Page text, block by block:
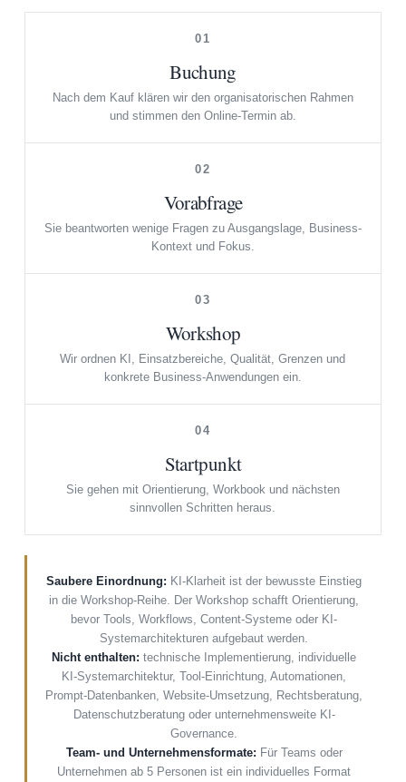
01
Buchung
Nach dem Kauf klären wir den organisatorischen Rahmen
und stimmen den Online-Termin ab.
02
Vorabfrage
Sie beantworten wenige Fragen zu Ausgangslage, Business-
Kontext und Fokus.
03
Workshop
Wir ordnen KI, Einsatzbereiche, Qualität, Grenzen und
konkrete Business-Anwendungen ein.
04
Startpunkt
Sie gehen mit Orientierung, Workbook und nächsten
sinnvollen Schritten heraus.
Saubere Einordnung: KI-Klarheit ist der bewusste Einstieg
in die Workshop-Reihe. Der Workshop schafft Orientierung,
bevor Tools, Workflows, Content-Systeme oder KI-
Systemarchitekturen aufgebaut werden.
Nicht enthalten: technische Implementierung, individuelle
KI-Systemarchitektur, Tool-Einrichtung, Automationen,
Prompt-Datenbanken, Website-Umsetzung, Rechtsberatung,
Datenschutzberatung oder unternehmensweite KI-
Governance.
Team- und Unternehmensformate: Für Teams oder
Unternehmen ab 5 Personen ist ein individuelles Format